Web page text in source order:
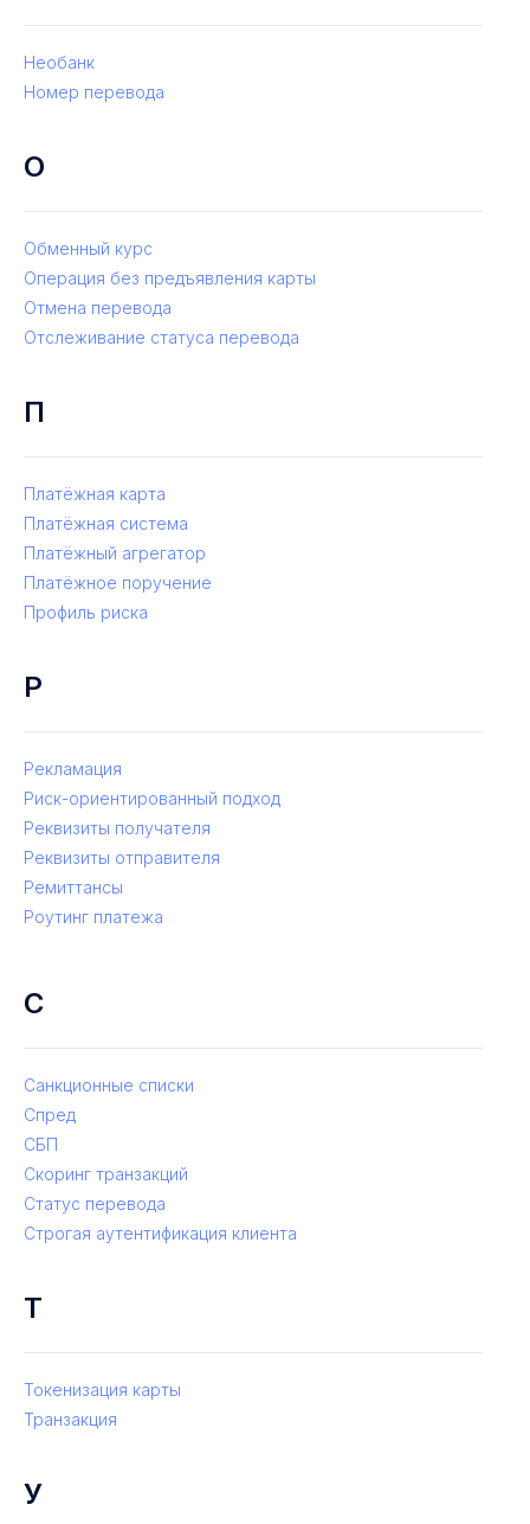
Необанк
Номер перевода
О
Обменный курс
Операция без предъявления карты
Отмена перевода
Отслеживание статуса перевода
П
Платёжная карта
Платёжная система
Платёжный агрегатор
Платёжное поручение
Профиль риска
Р
Рекламация
Риск-ориентированный подход
Реквизиты получателя
Реквизиты отправителя
Ремиттансы
Роутинг платежа
С
Санкционные списки
Спред
СБП
Скоринг транзакций
Статус перевода
Строгая аутентификация клиента
Т
Токенизация карты
Транзакция
У